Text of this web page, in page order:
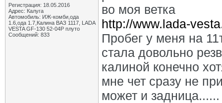
Регистрация: 18.05.2016
Адрес: Калуга
Автомобиль: ИЖ-комби,ода
1.6,ода 1.7,Калина ВАЗ 1117, LADA
VESTA GF-130 52-04Р плуто
Сообщений: 833
во моя ветка
http://www.lada-
Пробег у меня на
стала довольно
калиной конечно
мне чет сразу не
может и задница......